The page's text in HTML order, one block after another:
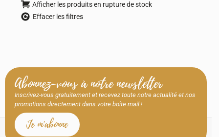
Afficher les produits en rupture de stock
Effacer les filtres
Abonnez-vous à notre newsletter
Inscrivez-vous gratuitement et recevez toute notre actualité et nos
promotions directement dans votre boîte mail !
Je m'abonne